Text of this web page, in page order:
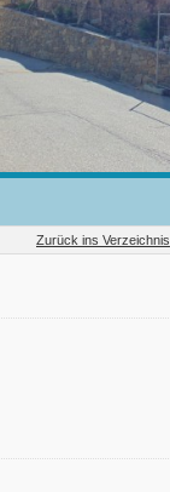
Zurück ins Verzeichnis